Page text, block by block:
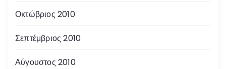
Οκτώβριος 2010
Σεπτέμβριος 2010
Αύγουστος 2010